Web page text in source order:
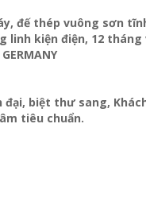
đế thép vuông sơn
linh kiện điện, 12
đại, biệt thư sang,
tiêu chuẩn.